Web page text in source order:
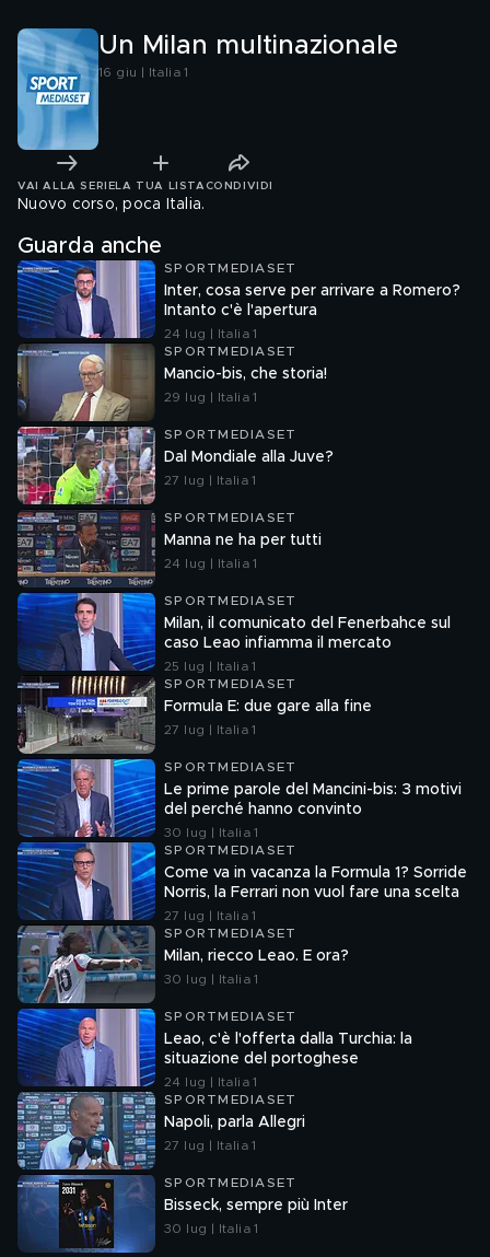
Un Milan multinazionale
16 giu | Italia 1
VAI ALLA SERIE LA TUA LISTA CONDIVIDI
Nuovo corso, poca Italia.
Guarda anche
SPORTMEDIASET
Inter, cosa serve per arrivare a Romero?
Intanto c'è l'apertura
24 lug | Italia 1
SPORTMEDIASET
Mancio-bis, che storia!
29 lug | Italia 1
SPORTMEDIASET
Dal Mondiale alla Juve?
27 lug | Italia 1
SPORTMEDIASET
Manna ne ha per tutti
24 lug | Italia 1
SPORTMEDIASET
Milan, il comunicato del Fenerbahce sul
caso Leao infiamma il mercato
25 lug | Italia 1
SPORTMEDIASET
Formula E: due gare alla fine
27 lug | Italia 1
SPORTMEDIASET
Le prime parole del Mancini-bis: 3 motivi
del perché hanno convinto
30 lug | Italia 1
SPORTMEDIASET
Come va in vacanza la Formula 1? Sorride
Norris, la Ferrari non vuol fare una scelta
27 lug | Italia 1
SPORTMEDIASET
Milan, riecco Leao. E ora?
30 lug | Italia 1
SPORTMEDIASET
Leao, c'è l'offerta dalla Turchia: la
situazione del portoghese
24 lug | Italia 1
SPORTMEDIASET
Napoli, parla Allegri
27 lug | Italia 1
SPORTMEDIASET
Bisseck, sempre più Inter
30 lug | Italia 1